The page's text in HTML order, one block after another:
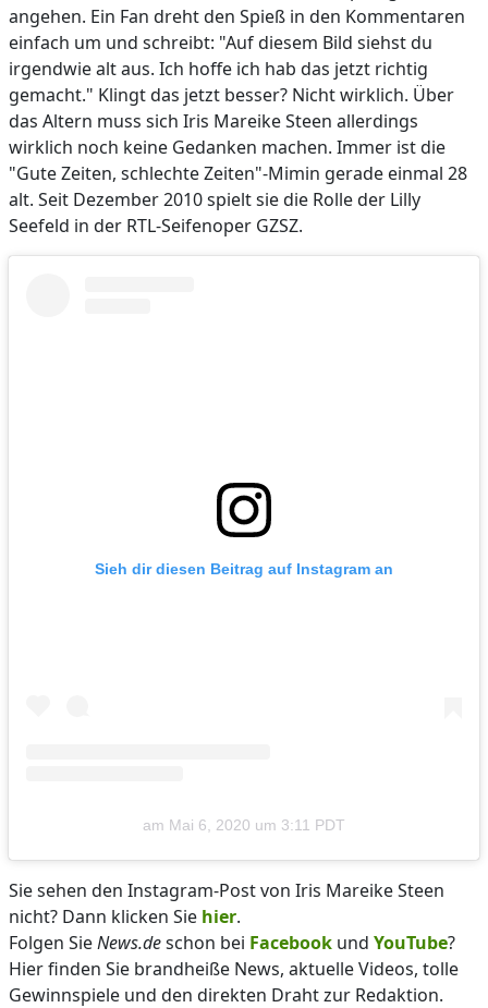
angehen. Ein Fan dreht den Spieß in den Kommentaren
einfach um und schreibt: "Auf diesem Bild siehst du
irgendwie alt aus. Ich hoffe ich hab das jetzt richtig
gemacht." Klingt das jetzt besser? Nicht wirklich. Über
das Altern muss sich Iris Mareike Steen allerdings
wirklich noch keine Gedanken machen. Immer ist die
"Gute Zeiten, schlechte Zeiten"-Mimin gerade einmal 28
alt. Seit Dezember 2010 spielt sie die Rolle der Lilly
Seefeld in der RTL-Seifenoper GZSZ.
Sieh dir diesen Beitrag auf Instagram an
am Mai 6, 2020 um 3:11 PDT
Sie sehen den Instagram-Post von Iris Mareike Steen
nicht? Dann klicken Sie hier.
Folgen SieNews.deschon bei Facebook und YouTube?
Hier finden Sie brandheiße News, aktuelle Videos, tolle
Gewinnspiele und den direkten Draht zur Redaktion.